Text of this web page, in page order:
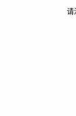
决策的重要参考依
请